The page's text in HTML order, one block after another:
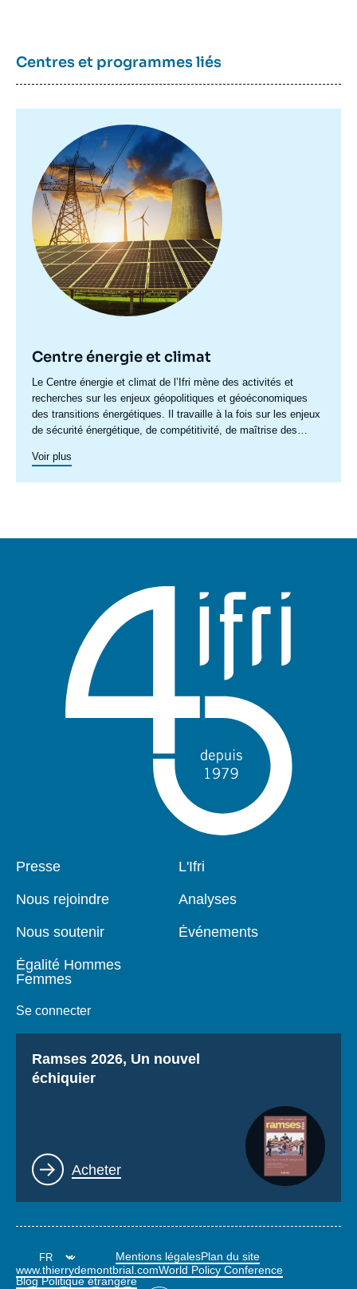
Centres et programmes liés
principale
Centre énergie et climat
Accroche
centre
Le Centre énergie et climat de l’Ifri mène des activités et
recherches sur les enjeux géopolitiques et géoéconomiques
des transitions énergétiques. Il travaille à la fois sur les enjeux
de sécurité énergétique, de compétitivité, de maîtrise des
des politiques européennes de l’énergie et du climat, et des
internationales et d'événements à Paris et à Bruxelles,
Voir plus
Pied
Presse
Nous rejoindre
Nous soutenir
Égalité Hommes
Femmes
Se connecter
Navigation
L'Ifri
Analyses
Événements
Titre
Ramses 2026, Un nouvel
échiquier
Lien
Acheter
Mentions légalesPlan du site
www.thierrydemontbrial.comWorld Policy Conference
Blog Politique étrangère